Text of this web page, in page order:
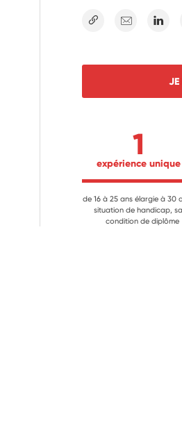
E-mail
JE
1
expérience unique
de 16 à 25 ans élargie à 30
situation de handicap,
condition de diplôme